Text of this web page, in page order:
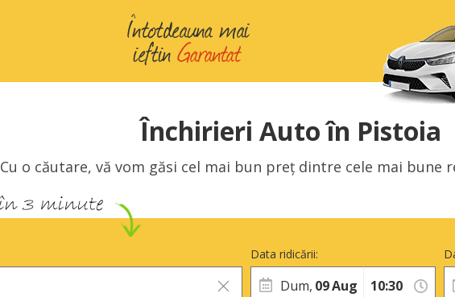
Închirieri Auto în Pistoia
Cu o căutare, vă vom găsi cel mai bun preț dintre cele mai bune
Data ridicării:
Dum, 09Aug